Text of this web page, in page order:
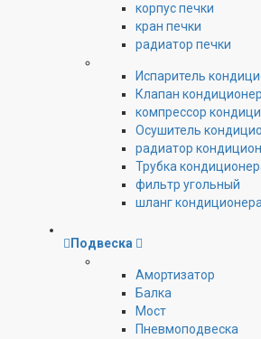
корпус печки
кран печки
радиатор печки
Испаритель
Клапан
компрессор
Осушитель
радиатор
Трубка
фильтр угольный
шланг
Подвеска
Амортизатор
Балка
Мост
Пневмоподвеска